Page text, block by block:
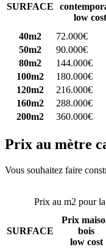
SURFACE
low cost
40m2
72.000€
50m2
90.000€
80m2
144.000€
100m2
180.000€
120m2
216.000€
160m2
288.000€
200m2
360.000€
Prix au mètre
Vous souhaitez faire
Prix au m2 pour
SURFACE
Prix
bois
low cost